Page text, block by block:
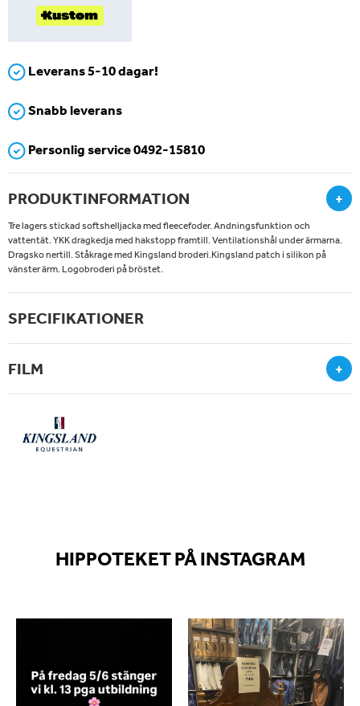
Leverans 5-10 dagar!
Snabb leverans
Personlig service 0492-15810
PRODUKTINFORMATION +
Tre lagers stickad softshelljacka med fleecefoder. Andningsfunktion och
vattentät. YKK dragkedja med hakstopp framtill. Ventilationshål under ärmarna.
Dragsko nertill. Ståkrage med Kingsland broderi.Kingsland patch i silikon på
vänster ärm. Logobroderi på bröstet.
SPECIFIKATIONER
FILM +
HIPPOTEKET PÅ INSTAGRAM